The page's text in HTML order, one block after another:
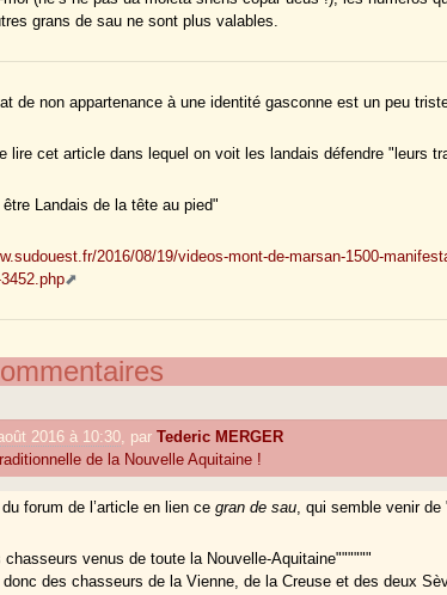
grans de sau ne sont plus valables.
de non appartenance à une identité gasconne est un peu
lire cet article dans lequel on voit les landais défendre "leurs
Landais de la tête au pied"
2016/08/19/videos-mont-de-marsan-1500-
2016 à 10:30 parTederic MERGER
de la Nouvelle Aquitaine !
du forum de l’article en lien cegran de sau , qui semble venir
venus de toute la Nouvelle-Aquitaine""""""
des chasseurs de la Vienne, de la Creuse et des deux